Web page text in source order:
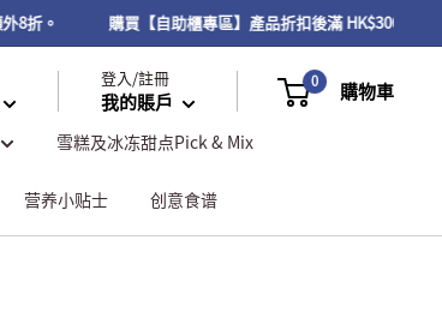
8折。 購買【自助櫃專區】產品折扣後滿 HK$300或以
登入/註冊
我的賬戶
0 購物車
雪糕及冰冻甜点Pick & Mix
营养小贴士 创意食谱